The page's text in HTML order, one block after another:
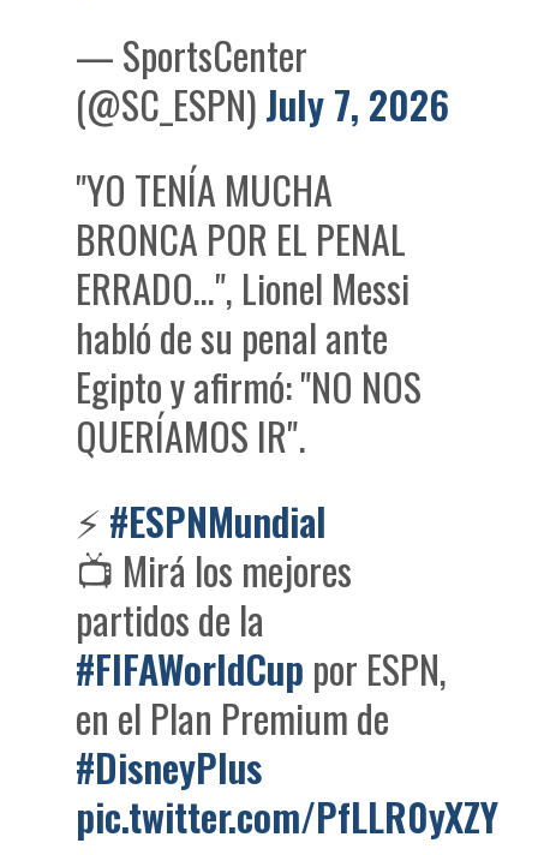
— SportsCenter
(@SC_ESPN)July 7, 2026
"YO TENÍA MUCHA
BRONCA POR EL PENAL
ERRADO…", Lionel Messi
habló de su penal ante
Egipto y afirmó: "NO NOS
QUERÍAMOS IR".
⚡ #ESPNMundial
📺 Mirá los mejores
partidos de la
#FIFAWorldCup por ESPN,
en el Plan Premium de
#DisneyPlus
pic.twitter.com/PfLLR0yXZY